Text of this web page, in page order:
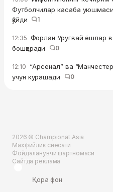
Футболчилар касаба
қўйди
1
12:35 Форлан Уругвай ёшлар
бошқаради
0
12:10 “Арсенал” ва
учун курашади
0
2026 © Championat.Asia
Махфийлик сиёсати
Фойдаланувчи шартномаси
Сайтда реклама
Қора фон